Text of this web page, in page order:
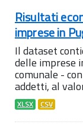
Risultati
imprese in
Il dataset
delle imprese
comunale -
addetti, al
XLSX CSV